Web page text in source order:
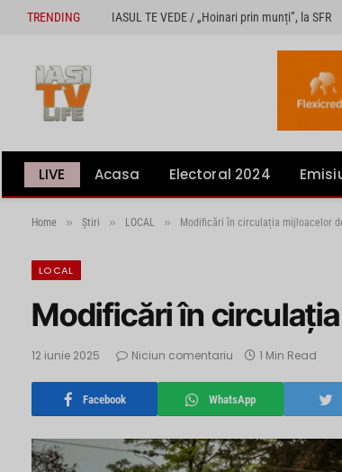
TRENDING IASUL TE VEDE / „Hoinari prin munți”, la SFR
LIVE Acasa Electoral 2024
Home » Știri » LOCAL » Modificări în circulația mijloacelor
LOCAL
Modificări în
12 iunie 2025 Niciun comentariu 1 Min Read
Facebook WhatsApp